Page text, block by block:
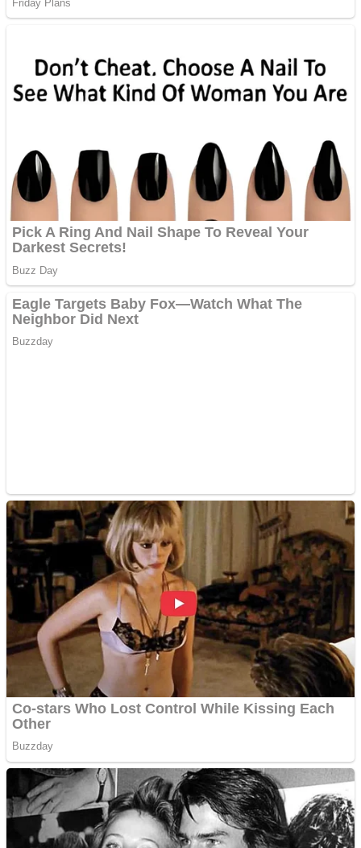
Anchetă incendiară la
Covid-19: 755 de cazuri
noi în România
metale
Cutit cositoare KUHN
Creez aplicatie
ANDROID pentru siteul
tau
Creez aplicatie
ANDROID pentru siteul
tau
Anuntul tau apare in mai
multe ziare online